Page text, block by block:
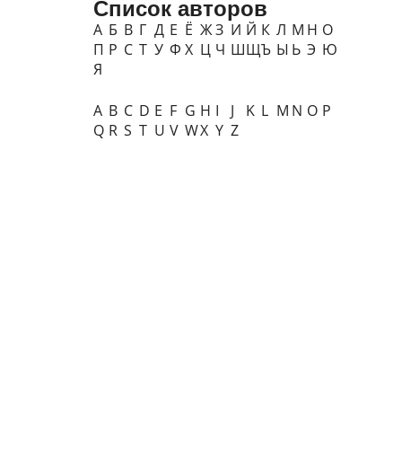
Список авторов
А Б В Г Д Е Ё ЖЗ И Й К Л М Н О
П Р С Т У Ф Х Ц Ч ШЩЪ Ы Ь Э Ю
Я
A B C D E F G H I J K L M N O P
Q R S T U V WX Y Z